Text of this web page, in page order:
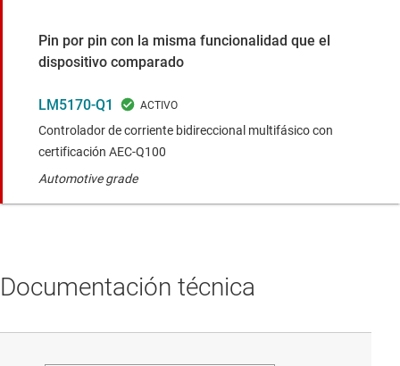
Pin por pin con la misma funcionalidad que el
dispositivo comparado
LM5170-Q1
Controlador de corriente bidireccional multifásico con
certificación AEC-Q100
Automotive grade
Documentación técnica